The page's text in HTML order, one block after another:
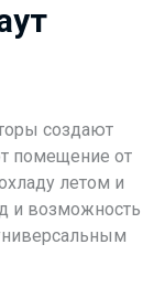
создают
помещение от
летом и
и возможность